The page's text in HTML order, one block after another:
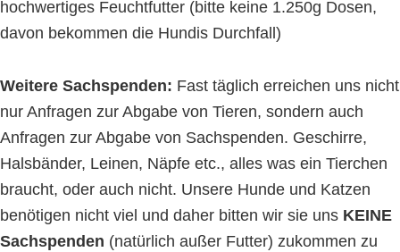
hochwertiges Feuchtfutter (bitte keine 1.250g Dosen,
davon bekommen die Hundis Durchfall)
Weitere Sachspenden: Fast täglich erreichen uns nicht
nur Anfragen zur Abgabe von Tieren, sondern auch
Anfragen zur Abgabe von Sachspenden. Geschirre,
Halsbänder, Leinen, Näpfe etc., alles was ein Tierchen
braucht, oder auch nicht. Unsere Hunde und Katzen
benötigen nicht viel und daher bitten wir sie uns KEINE
Sachspenden (natürlich außer Futter) zukommen zu